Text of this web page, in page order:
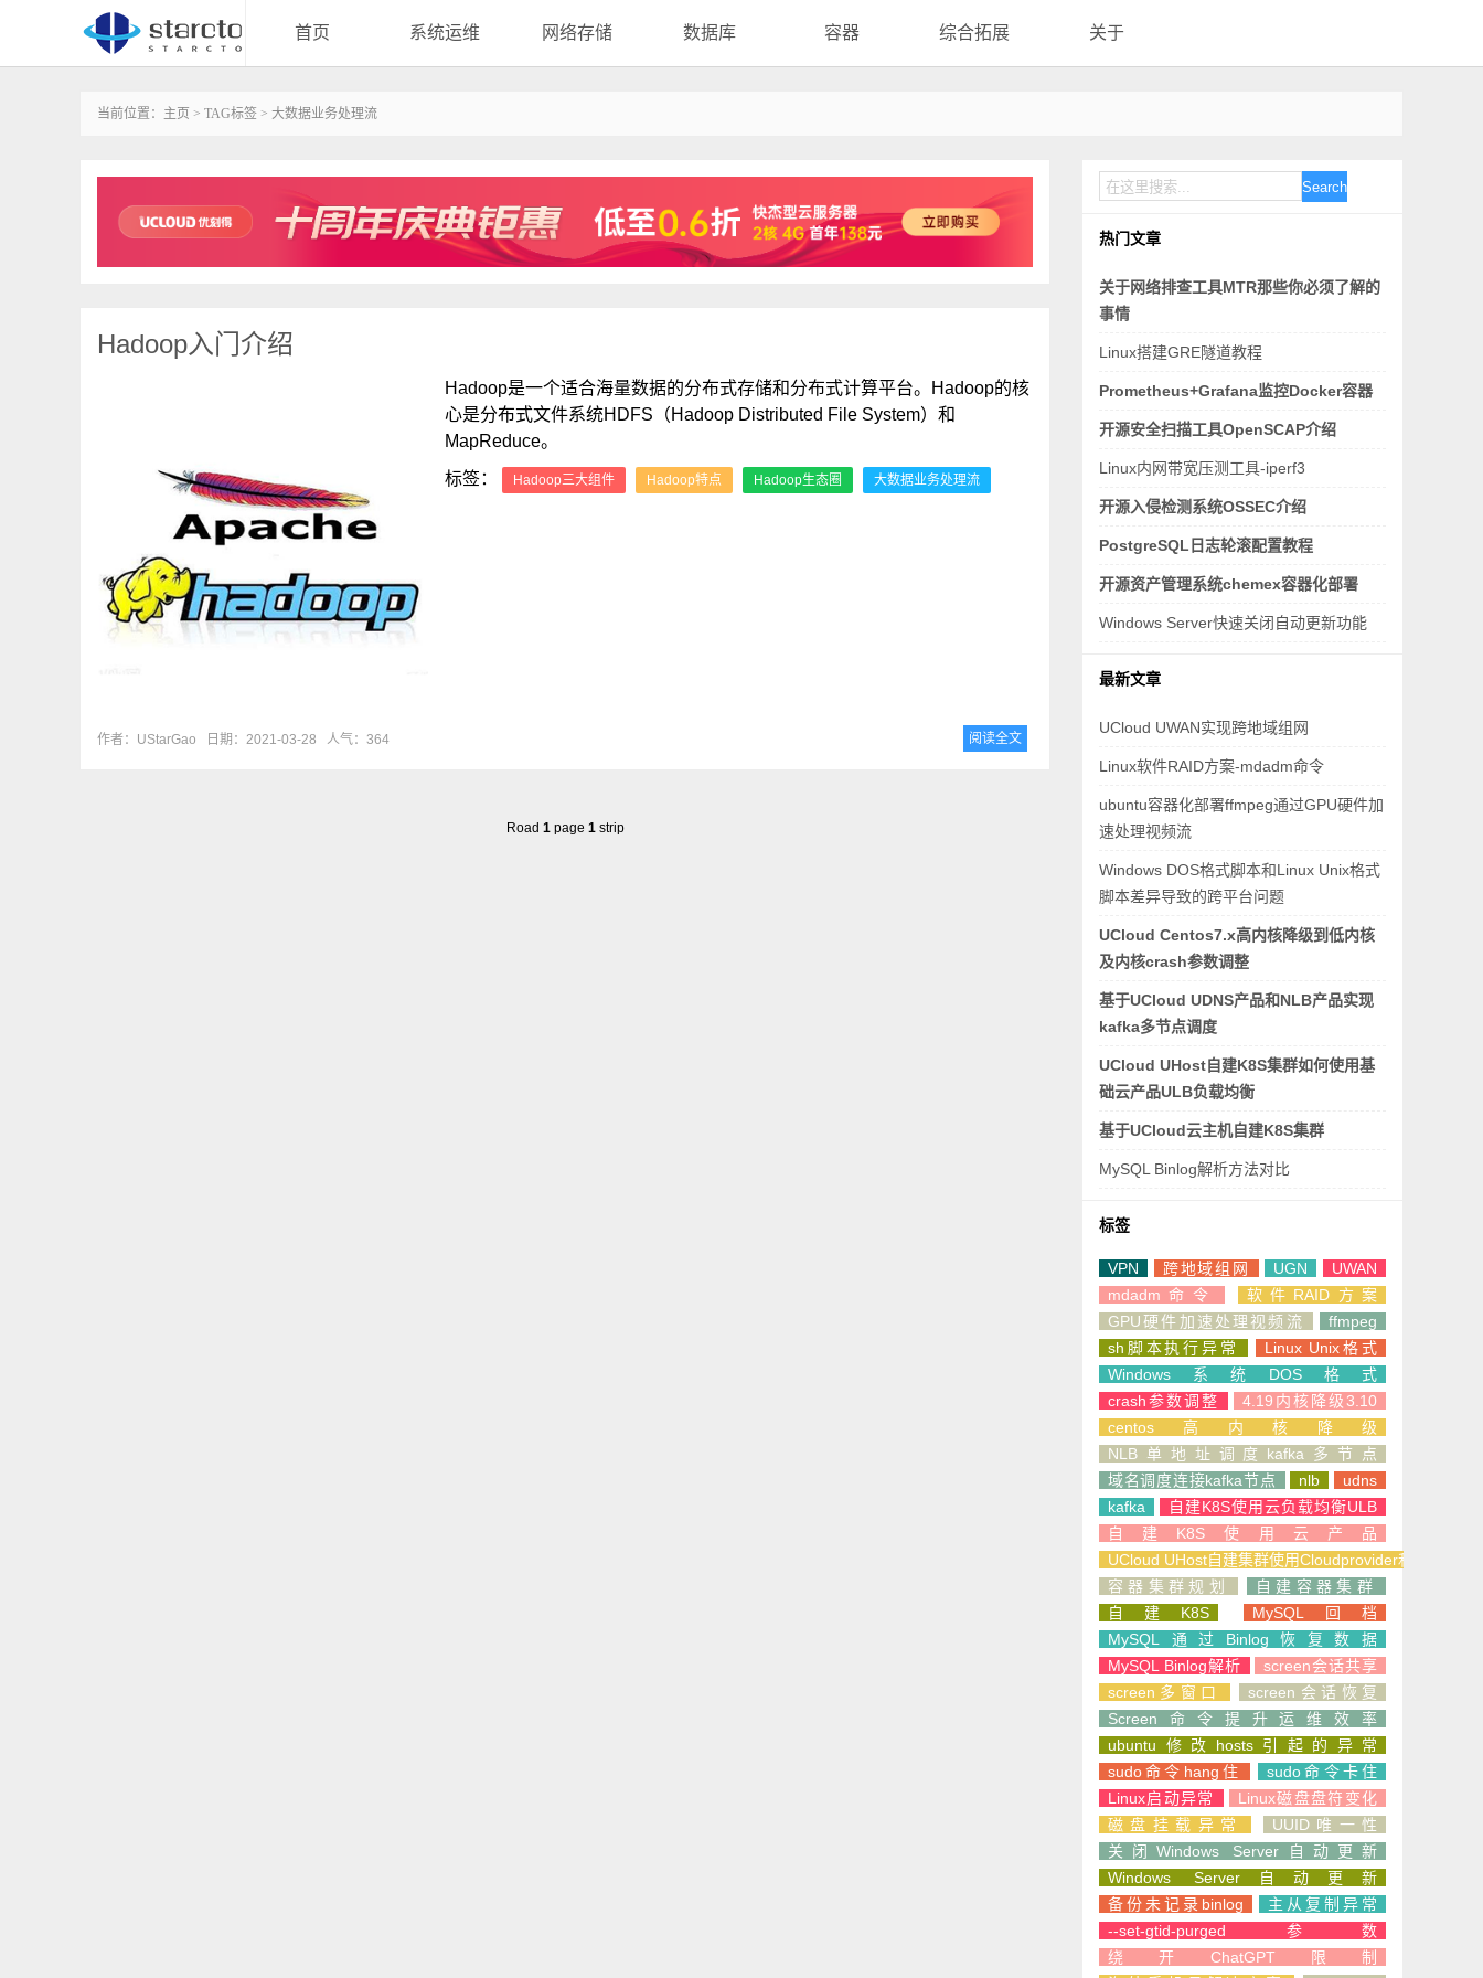
首页 系统运维 网络存储 数据库 容器 综合拓展 关于
当前位置： 主页 > TAG标签 > 大数据业务处理流
Hadoop入门介绍
Hadoop是一个适合海量数据的分布式存储和分布式计算平台。Hadoop的核
心是分布式文件系统HDFS（Hadoop Distributed File System）和
MapReduce。
标签：
Hadoop三大组件 Hadoop特点 Hadoop生态圈 大数据业务处理流
作者：UStarGao 日期：2021-03-28 人气：364 阅读全文
Road 1 page 1 strip
Search
热门文章
关于网络排查工具MTR那些你必须了解的
事情
Linux搭建GRE隧道教程
Prometheus+Grafana监控Docker容器
开源安全扫描工具OpenSCAP介绍
Linux内网带宽压测工具-iperf3
开源入侵检测系统OSSEC介绍
PostgreSQL日志轮滚配置教程
开源资产管理系统chemex容器化部署
Windows Server快速关闭自动更新功能
最新文章
UCloud UWAN实现跨地域组网
Linux软件RAID方案-mdadm命令
ubuntu容器化部署ffmpeg通过GPU硬件加
速处理视频流
Windows DOS格式脚本和Linux Unix格式
脚本差异导致的跨平台问题
UCloud Centos7.x高内核降级到低内核
及内核crash参数调整
基于UCloud UDNS产品和NLB产品实现
kafka多节点调度
UCloud UHost自建K8S集群如何使用基
础云产品ULB负载均衡
基于UCloud云主机自建K8S集群
MySQL Binlog解析方法对比
标签
VPN 跨地域组网 UGN
UWAN
mdadm命令
软件RAID方案
GPU硬件加速处理视频流
ffmpeg
sh脚本执行异常
Linux Unix格式
Windows系统DOS格式
crash参数调整
4.19内核降级3.10
centos高内核降级
NLB单地址调度kafka多节点
域名调度连接kafka节点
nlb
udns
kafka
自建K8S使用云负载均衡ULB
自建K8S使用云产品
UCloud UHost自建集群使用Cloudprovider和CSI
容器集群规划
自建容器集群
自建K8S
MySQL回档
MySQL通过Binlog恢复数据
MySQL Binlog解析
screen会话共享
screen多窗口
screen会话恢复
Screen命令提升运维效率
ubuntu修改hosts引起的异常
sudo命令hang住
sudo命令卡住
Linux启动异常
Linux磁盘盘符变化
磁盘挂载异常
UUID唯一性
关闭Windows Server自动更新
Windows Server自动更新
备份未记录binlog
主从复制异常
--set-gtid-purged参数
绕开ChatGPT限制